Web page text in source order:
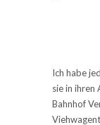
Ich habe
sie in ihren
Bahnhof